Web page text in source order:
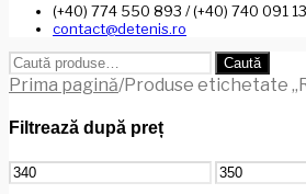
(+40) 774 550 893 / (+40) 740 091
contact@detenis.ro
Caută
după:
Caută
Prima pagină/Produse etichetate
Filtrează după preț
Preț
minim
Preț
maxim